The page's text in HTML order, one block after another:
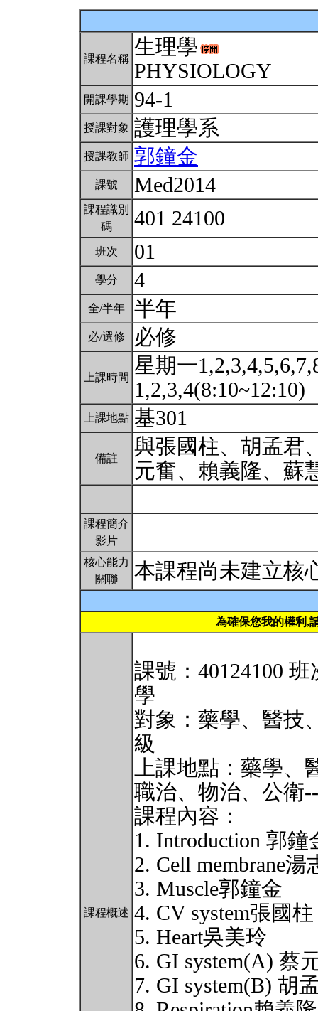
課程名稱 生理學
PHYSIOLOGY
開課學期 94-1
授課對象 護理學系
授課教師 郭鐘金
課號 Med2014
課程識別
碼
401 24100
班次 01
學分 4
全/半年 半年
必/選修 必修
上課時間 星期一
1,2,3,4(8:10~12:10)
上課地點 基301
備註
與張國柱、胡孟君
元奮、賴義隆、蘇
課程簡介
影片
核心能力
關聯
本課程尚未建立核
為確保您我的權利,
課程概述
課號：40124100
學
對象：藥學、醫技
級
上課地點：藥學、
職治、物治、公衛
課程內容：
1. Introduction 郭鐘
2. Cell membrane湯
3. Muscle郭鐘金
4. CV system張國柱
5. Heart吳美玲
6. GI system(A) 蔡
7. GI system(B) 胡